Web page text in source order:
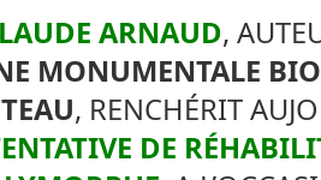
ARNAUD,
MONUMENTALE
, RENCHÉRIT
DE